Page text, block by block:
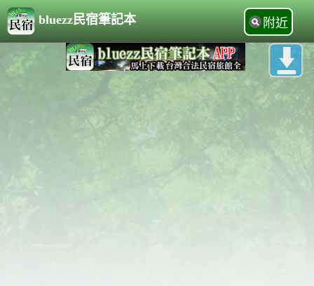
bluezz民宿筆記本 附近